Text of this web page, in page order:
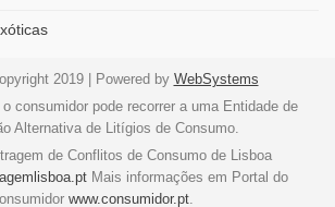
2019 | Powered by WebSystems
consumidor pode recorrer a uma Entidade de
Alternativa de Litígios de Consumo.
de Conflitos de Consumo de Lisboa
Mais informações em Portal do
www.consumidor.pt.